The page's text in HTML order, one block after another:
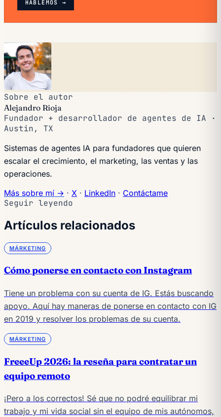
HABLEMOS →
Sobre el autor
Alejandro Rioja
Fundador + desarrollador de agentes de IA ·
Austin, TX
Sistemas de agentes IA para fundadores que quieren
escalar el crecimiento, el marketing, las ventas y las
operaciones.
Más sobre mí → · X · LinkedIn · Contáctame
Seguir leyendo
Artículos relacionados
MÁRKETING
Cómo ponerse en contacto con Instagram
Tiene un problema con su cuenta de IG. Estás buscando
apoyo. Aquí hay maneras de ponerse en contacto con IG
en 2019 y resolver los problemas de su cuenta.
MÁRKETING
FreeeUp 2026: la reseña para contratar un
equipo remoto
¡Pero a los correctos! Sé que no podré equilibrar mi
trabajo y mi vida social sin el equipo de mis autónomos,